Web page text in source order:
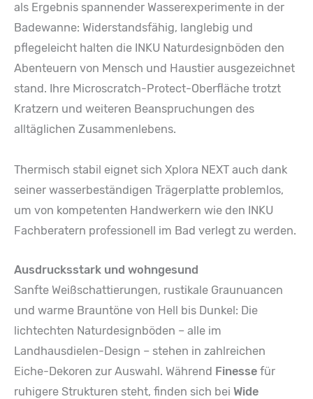
als Ergebnis spannender Wasserexperimente in der
Badewanne: Widerstandsfähig, langlebig und
pflegeleicht halten die INKU Naturdesignböden den
Abenteuern von Mensch und Haustier ausgezeichnet
stand. Ihre Microscratch-Protect-Oberfläche trotzt
Kratzern und weiteren Beanspruchungen des
alltäglichen Zusammenlebens.
Thermisch stabil eignet sich Xplora NEXT auch dank
seiner wasserbeständigen Trägerplatte problemlos,
um von kompetenten Handwerkern wie den INKU
Fachberatern professionell im Bad verlegt zu werden.
Ausdrucksstark und wohngesund
Sanfte Weißschattierungen, rustikale Graunuancen
und warme Brauntöne von Hell bis Dunkel: Die
lichtechten Naturdesignböden – alle im
Landhausdielen-Design – stehen in zahlreichen
Eiche-Dekoren zur Auswahl. Während Finesse für
ruhigere Strukturen steht, finden sich bei Wide